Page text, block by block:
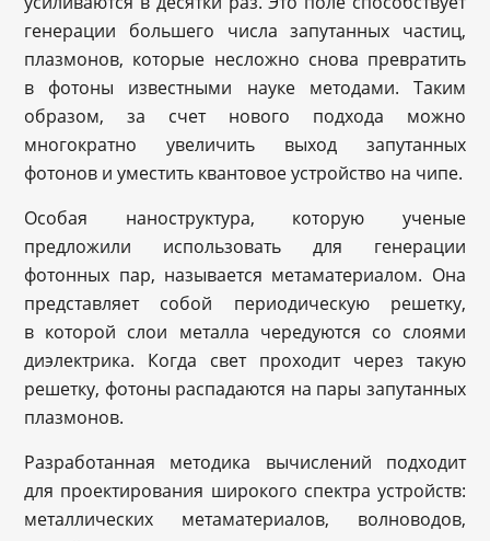
генерации большего числа запутанных частиц,
плазмонов, которые несложно снова превратить
в фотоны известными науке методами. Таким
образом, за счет нового подхода можно
многократно увеличить выход запутанных
фотонов и уместить квантовое устройство на чипе.
Особая наноструктура, которую ученые
предложили использовать для генерации
фотонных пар, называется метаматериалом. Она
представляет собой периодическую решетку,
в которой слои металла чередуются со слоями
диэлектрика. Когда свет проходит через такую
решетку, фотоны распадаются на пары запутанных
плазмонов.
Разработанная методика вычислений подходит
для проектирования широкого спектра устройств:
металлических метаматериалов, волноводов,